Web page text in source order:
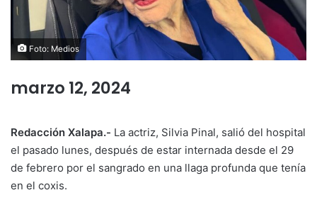
Foto: Medios
marzo 12, 2024
Redacción Xalapa.- La actriz, Silvia Pinal, salió del hospital
el pasado lunes, después de estar internada desde el 29
de febrero por el sangrado en una llaga profunda que tenía
en el coxis.